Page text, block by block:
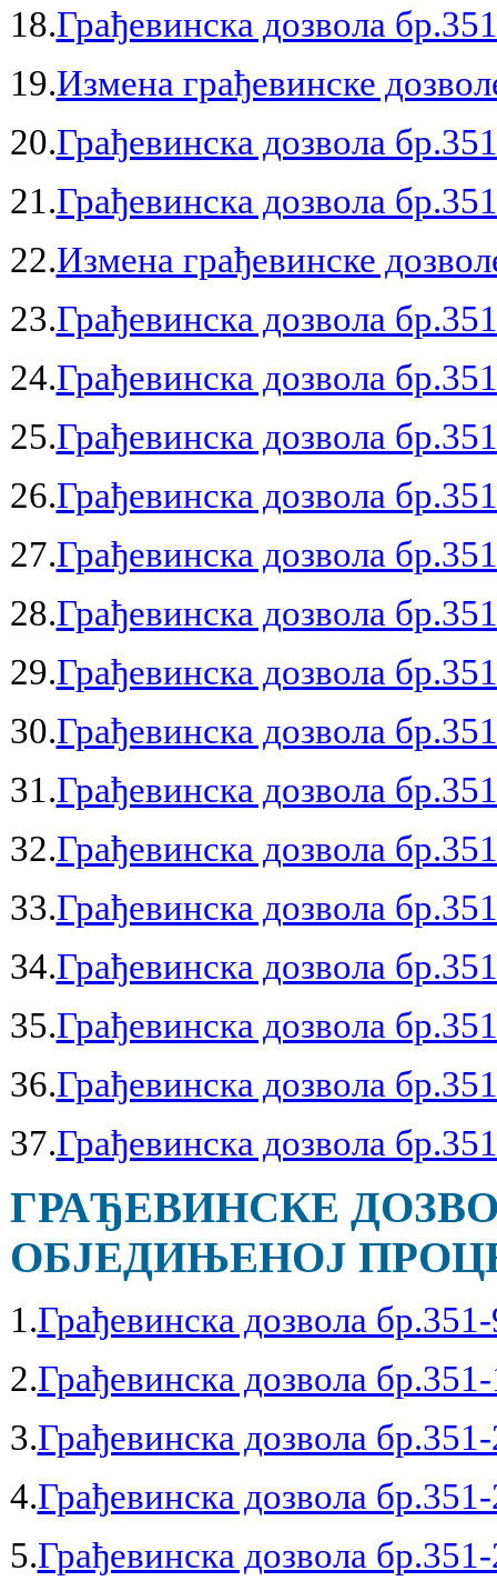
18.Грађевинска дозвола
19.Измена грађевинске
20.Грађевинска дозвола
21.Грађевинска дозвола
22.Измена грађевинске
23.Грађевинска дозвола
24.Грађевинска дозвола
25.Грађевинска дозвола
26.Грађевинска дозвола
27.Грађевинска дозвола
28.Грађевинска дозвола
29.Грађевинска дозвола
30.Грађевинска дозвола
31.Грађевинска дозвола
32.Грађевинска дозвола
33.Грађевинска дозвола
34.Грађевинска дозвола
35.Грађевинска дозвола
36.Грађевинска дозвола
37.Грађевинска дозвола
ГРАЂЕВИНСКЕ
ОБЈЕДИЊЕНОЈ
1.Грађевинска дозвола
2.Грађевинска дозвола
3.Грађевинска дозвола
4.Грађевинска дозвола
5.Грађевинска дозвола